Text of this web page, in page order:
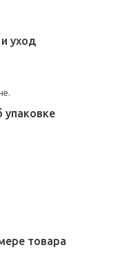
уход
товара